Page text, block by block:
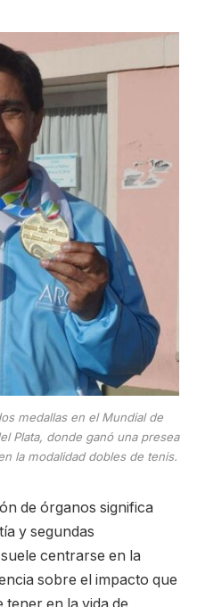
medallas en el Mundial de
Plata, donde ganó una presea
la modalidad dobles de tenis.
de órganos significa
y segundas
centrarse en la
sobre el impacto que
tener en la vida de